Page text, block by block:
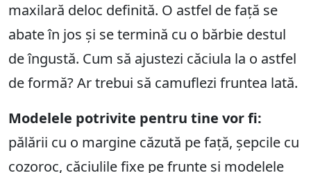
maxilară deloc definită. O astfel de față se
abate în jos și se termină cu o bărbie destul
de îngustă. Cum să ajustezi căciula la o astfel
de formă? Ar trebui să camuflezi fruntea lată.
Modelele potrivite pentru tine vor fi:
pălării cu o margine căzută pe față, șepcile cu
cozoroc, căciulile fixe pe frunte și modelele